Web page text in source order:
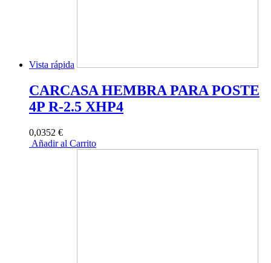
Vista rápida
CARCASA HEMBRA PARA POSTE
4P R-2.5 XHP4
0,0352 €
Añadir al Carrito